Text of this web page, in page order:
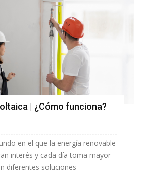
| ¿Cómo funciona?
en el que la energía renovable
interés y cada día toma mayor
diferentes soluciones